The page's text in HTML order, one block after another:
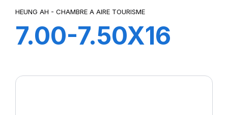
HEUNG AH - CHAMBRE A AIRE TOURISME
7.00-7.50X16